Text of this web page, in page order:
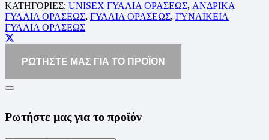
ΚΑΤΗΓΟΡΙΕΣ: UNISEX ΓΥΑΛΙΑ ΟΡΑΣΕΩΣ, ΑΝΔΡΙΚΑ
ΓΥΑΛΙΑ ΟΡΑΣΕΩΣ, ΓΥΑΛΙΑ ΟΡΑΣΕΩΣ, ΓΥΝΑΙΚΕΙΑ
ΓΥΑΛΙΑ ΟΡΑΣΕΩΣ
ΡΩΤΗΣΤΕ ΜΑΣ ΓΙΑ ΤΟ ΠΡΟΪΟΝ
Ρωτήστε μας για το προϊόν